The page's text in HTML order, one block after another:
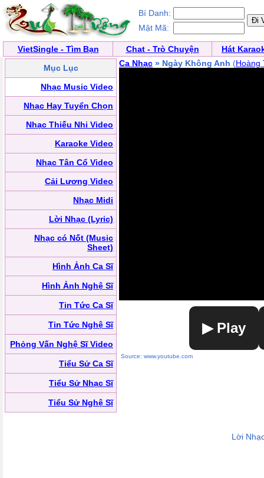
Bí Danh:
Mật Mã:
VietSingle - Tìm Bạn Chat - Trò Chuyện
Hát
Mục Lục
Nhạc Music Video
Nhạc Hay Tuyển Chọn
Nhạc Thiếu Nhi Video
Karaoke Video
Nhạc Tân Cổ Video
Cải Lương Video
Nhạc Midi
Lời Nhạc (Lyric)
Nhạc có Nốt (Music
Sheet)
Hình Ảnh Ca Sĩ
Hình Ảnh Nghệ Sĩ
Tin Tức Ca Sĩ
Tin Tức Nghệ Sĩ
Phỏng Vấn Nghệ Sĩ Video
Tiểu Sử Ca Sĩ
Tiểu Sử Nhạc Sĩ
Tiểu Sử Nghệ Sĩ
Ca Nhạc » Ngày Không Anh (Hoàng
▶ Play
Source: www.youtube.com
Lời